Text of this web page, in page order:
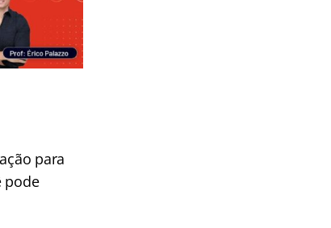
para
pode